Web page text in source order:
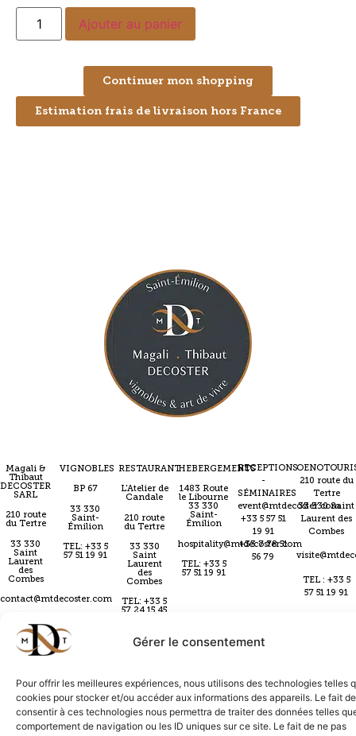
Gérer le consentement
Pour offrir les meilleures expériences, nous utilisons des technologies telles
cookies pour stocker et/ou accéder aux informations des appareils. Le fait de
consentir à ces technologies nous permettra de traiter des données telles
comportement de navigation ou les ID uniques sur ce site. Le fait de ne pas
Ajouter au panier
Continuer mon shopping
Estimation frais de livraison hors France
Magali &
Thibaut
DECOSTER
SARL
210 route
du Tertre
33 330
Saint
Laurent
des
Combes
contact@mtdecoster.com
VIGNOBLES
BP 67
33 330
Saint-
Émilion
TEL: +33 5
57 51 19 91
RESTAURANT
L'Atelier de
Candale
210 route
du Tertre
33 330
Saint
Laurent
des
Combes
TEL: +33 5
57 24 15 45
HEBERGEMENTS
1483 Route
le Libourne
33 330
Saint-
Émilion
hospitality@mtdecoster.com
TEL: +33 5
57 51 19 91
RECEPTIONS
-
SÉMINAIRES
event@mtdecoster.com
+33 5 57 51
19 91
+33 7 78 51
56 79
210 route du
Tertre
33 330 Saint
Laurent des
Combes
TEL : +33 5
57 51 19 91
CGVPolitique de confidentialitéConditions & livraison
Mentions légalesPolitique de cookiesContactCréation parMailex